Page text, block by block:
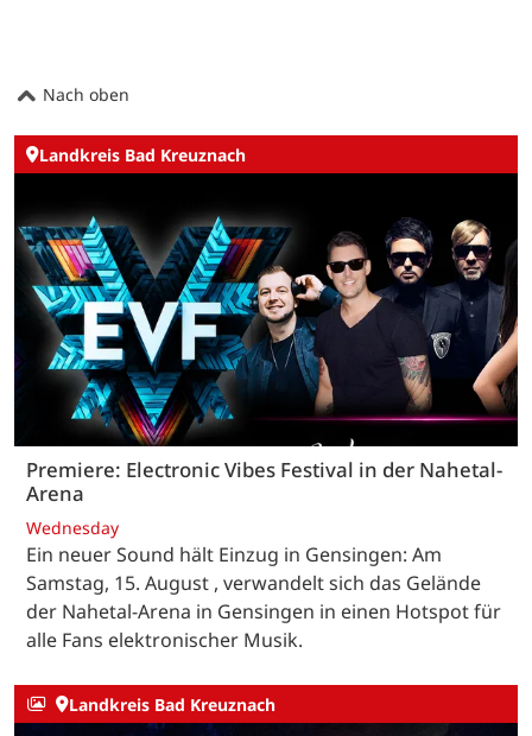
Nach oben
Landkreis Bad Kreuznach
Premiere: Electronic Vibes Festival in der Nahetal-
Arena
Wednesday
Ein neuer Sound hält Einzug in Gensingen: Am
Samstag, 15. August , verwandelt sich das Gelände
der Nahetal-Arena in Gensingen in einen Hotspot für
alle Fans elektronischer Musik.
Landkreis Bad Kreuznach